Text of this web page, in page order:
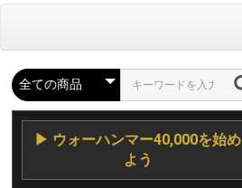
▶ ウォーハンマー40,000を始め
よう